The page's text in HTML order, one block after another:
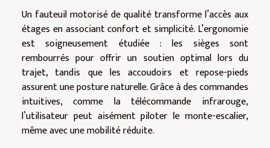
Un fauteuil motorisé de qualité transforme l’accès aux
étages en associant confort et simplicité. L’ergonomie
est soigneusement étudiée : les sièges sont
rembourrés pour offrir un soutien optimal lors du
trajet, tandis que les accoudoirs et repose-pieds
assurent une posture naturelle. Grâce à des commandes
intuitives, comme la télécommande infrarouge,
l’utilisateur peut aisément piloter le monte-escalier,
même avec une mobilité réduite.